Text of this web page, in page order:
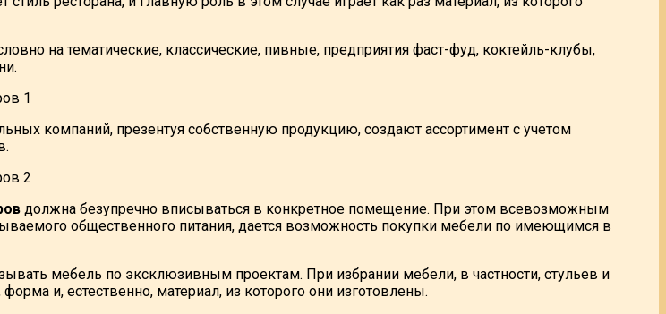
на тематические, классические, пивные, предприятия фаст-фуд, коктейль-клубы,
компаний, презентуя собственную продукцию, создают ассортимент с учетом
должна безупречно вписываться в конкретное помещение. При этом всевозможным
общественного питания, дается возможность покупки мебели по имеющимся в
мебель по эксклюзивным проектам. При избрании мебели, в частности, стульев и
и, естественно, материал, из которого они изготовлены.